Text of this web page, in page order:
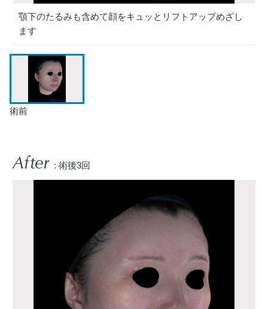
顎下のたるみも含めて顔をキュッとリフトアップめざし
ます
術前
After : 術後3回